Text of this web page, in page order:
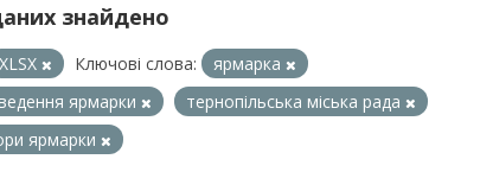
знайдено
XLSX Ключові слова:
ярмарка
ярмарки
тернопільська міська рада
ярмарки